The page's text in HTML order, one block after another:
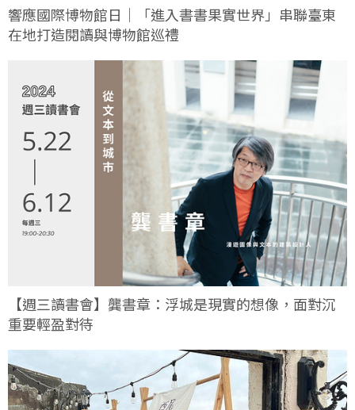
響應國際博物館日｜「進入書書果實世界」串聯臺東
在地打造閱讀與博物館巡禮
【週三讀書會】龔書章：浮城是現實的想像，面對沉
重要輕盈對待